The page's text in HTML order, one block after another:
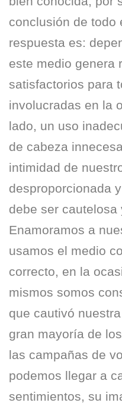
conclusión de todo
respuesta es:
este medio genera
satisfactorios para
involucradas en la
lado, un uso
de cabeza
intimidad de
desproporcionada
debe ser cautelosa
Enamoramos a
usamos el medio
correcto, en la
mismos somos
que cautivó
gran mayoría de
las campañas de
podemos llegar a
sentimientos, su